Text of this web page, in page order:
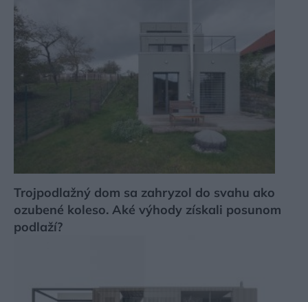
Trojpodlažný dom sa zahryzol do svahu ako
ozubené koleso. Aké výhody získali posunom
podlaží?